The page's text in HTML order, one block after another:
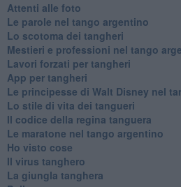
Attenti alle foto
Le parole nel tango argentino
Lo scotoma dei tangheri
Mestieri e professioni nel tango
Lavori forzati per tangheri
App per tangheri
Le principesse di Walt Disney nel
Lo stile di vita dei tangueri
Il codice della regina tanguera
Le maratone nel tango argentino
Ho visto cose
Il virus tanghero
La giungla tanghera